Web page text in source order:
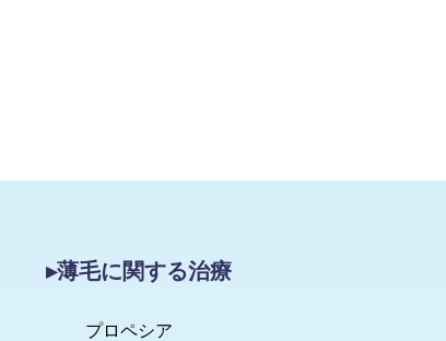
▸薄毛に関する治療
プロペシア